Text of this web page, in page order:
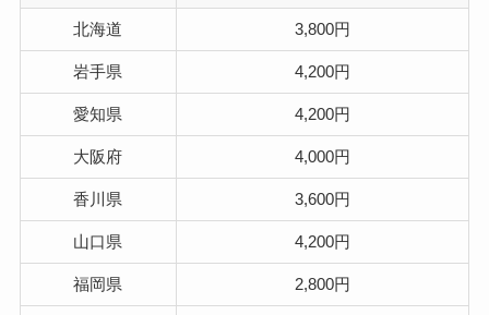
北海道 3,800円
岩手県 4,200円
愛知県 4,200円
大阪府 4,000円
香川県 3,600円
山口県 4,200円
福岡県 2,800円